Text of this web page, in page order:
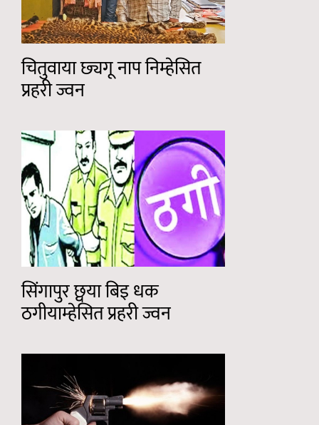
चितुवाया छ्यगू नाप निम्हेसित
प्रहरी ज्वन
सिंगापुर छ्वया बिइ धक
ठगीयाम्हेसित प्रहरी ज्वन